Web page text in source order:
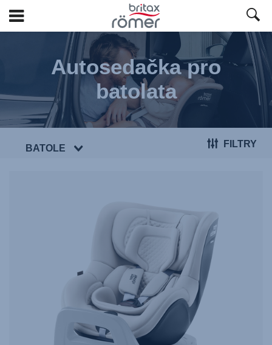
Přeskočit
Autosedačka pro
batolata
BATOLE FILTRY